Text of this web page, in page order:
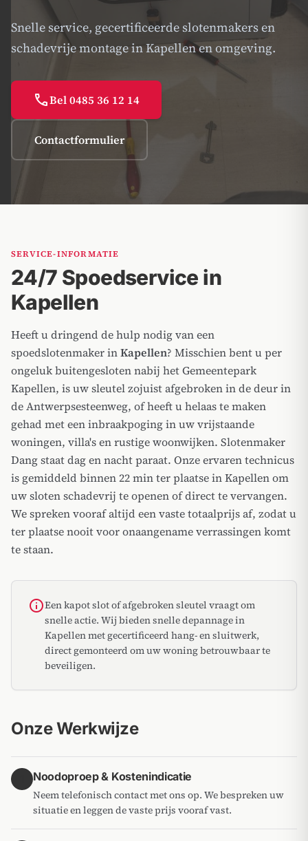
Snelle service, gecertificeerde slotenmakers en
schadevrije montage in Kapellen en omgeving.
callBel 0485 36 12 14
Contactformulier
SERVICE-INFORMATIE
24/7 Spoedservice in
Kapellen
Heeft u dringend de hulp nodig van een
spoedslotenmaker inKapellen? Misschien bent u per
ongeluk buitengesloten nabij het Gemeentepark
Kapellen, is uw sleutel zojuist afgebroken in de deur in
de Antwerpsesteenweg, of heeft u helaas te maken
gehad met een inbraakpoging in uw vrijstaande
woningen, villa's en rustige woonwijken. Slotenmaker
Dang staat dag en nacht paraat. Onze ervaren technicus
is gemiddeld binnen 22 min ter plaatse in Kapellen om
uw sloten schadevrij te openen of direct te vervangen.
We spreken vooraf altijd een vaste totaalprijs af, zodat u
ter plaatse nooit voor onaangename verrassingen komt
te staan.
infoEen kapot slot of afgebroken sleutel vraagt om
snelle actie. Wij bieden snelle depannage in
Kapellen met gecertificeerd hang- en sluitwerk,
direct gemonteerd om uw woning betrouwbaar te
beveiligen.
Onze Werkwijze
Noodoproep & Kostenindicatie
Neem telefonisch contact met ons op. We bespreken uw
situatie en leggen de vaste prijs vooraf vast.